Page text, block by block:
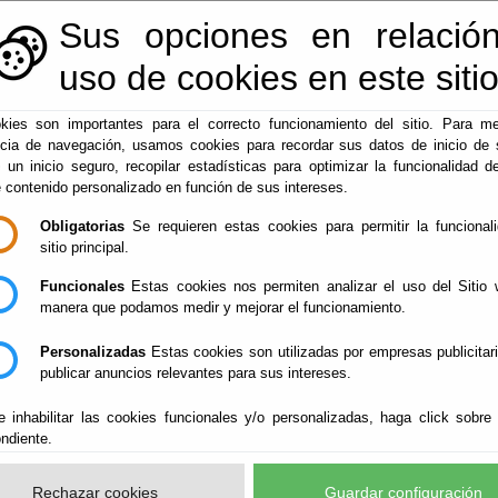
Sus opciones en
uso de cookies en este sitio
son importantes para el correcto funcionamiento del sitio. Para
de navegación, usamos cookies para recordar sus datos de inicio de
un inicio seguro, recopilar estadísticas para optimizar la funcionalidad
contenido personalizado en función de sus intereses.
Obligatorias Se requieren estas cookies para permitir la
sitio principal.
Funcionales Estas cookies nos permiten analizar el uso del Sitio
manera que podamos medir y mejorar el funcionamiento.
Personalizadas Estas cookies son utilizadas por empresas
publicar anuncios relevantes para sus intereses.
inhabilitar las cookies funcionales y/o personalizadas, haga click sobre
Rechazar cookies Guardar configuración
950128113 | centralita@macael.es
Electrónica Administración-e ▼ Macael